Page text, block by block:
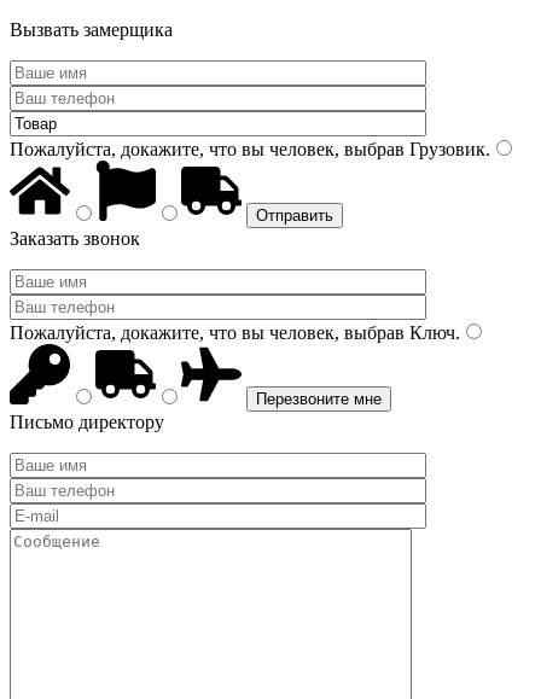
Вызвать замерщика
Пожалуйста, докажите, что вы человек, выбрав Грузовик.
Заказать звонок
Пожалуйста, докажите, что вы человек, выбрав Ключ.
Письмо директору